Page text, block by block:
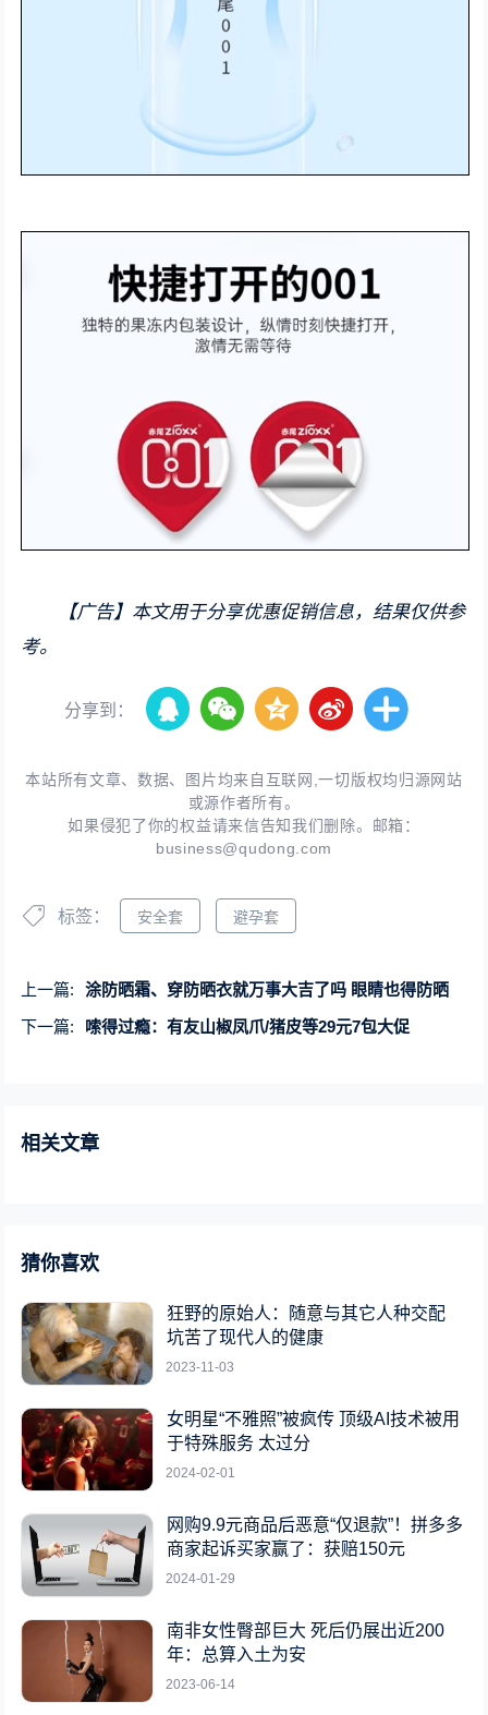
【广告】本文用于分享优惠促销信息，结果仅供参
考。
分享到：
本站所有文章、数据、图片均来自互联网,一切版权均归源网站
或源作者所有。
如果侵犯了你的权益请来信告知我们删除。邮箱：
business@qudong.com
标签： 安全套 避孕套
上一篇:
涂防晒霜、穿防晒衣就万事大吉了吗 眼睛也得防晒
下一篇:
嗦得过瘾：有友山椒凤爪/猪皮等29元7包大促
相关文章
猜你喜欢
狂野的原始人：随意与其它人种交配
坑苦了现代人的健康
2023-11-03
女明星“不雅照”被疯传 顶级AI技术被用
于特殊服务 太过分
2024-02-01
网购9.9元商品后恶意“仅退款”！拼多多
商家起诉买家赢了：获赔150元
2024-01-29
南非女性臀部巨大 死后仍展出近200
年：总算入土为安
2023-06-14